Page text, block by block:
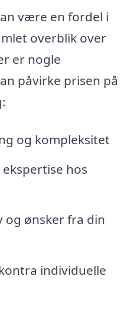
være en fordel i
overblik over
er nogle
påvirke prisen på
og kompleksitet
hos
og ønsker fra din
individuelle